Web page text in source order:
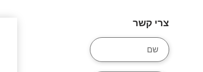
צרי קשר